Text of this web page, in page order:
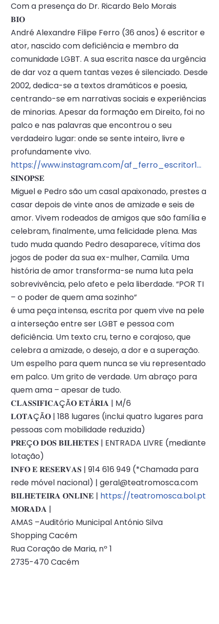
Com a presença do Dr. Ricardo Belo Morais
𝐁𝐈𝐎
André Alexandre Filipe Ferro (36 anos) é escritor e
ator, nascido com deficiência e membro da
comunidade LGBT. A sua escrita nasce da urgência
de dar voz a quem tantas vezes é silenciado. Desde
2002, dedica-se a textos dramáticos e poesia,
centrando-se em narrativas sociais e experiências
de minorias. Apesar da formação em Direito, foi no
palco e nas palavras que encontrou o seu
verdadeiro lugar: onde se sente inteiro, livre e
profundamente vivo.
https://www.instagram.com/af_ferro_escritor1…
𝐒𝐈𝐍𝐎𝐏𝐒𝐄
Miguel e Pedro são um casal apaixonado, prestes a
casar depois de vinte anos de amizade e seis de
amor. Vivem rodeados de amigos que são família e
celebram, finalmente, uma felicidade plena. Mas
tudo muda quando Pedro desaparece, vítima dos
jogos de poder da sua ex-mulher, Camila. Uma
história de amor transforma-se numa luta pela
sobrevivência, pelo afeto e pela liberdade. “POR TI
– o poder de quem ama sozinho”
é uma peça intensa, escrita por quem vive na pele
a interseção entre ser LGBT e pessoa com
deficiência. Um texto cru, terno e corajoso, que
celebra a amizade, o desejo, a dor e a superação.
Um espelho para quem nunca se viu representado
em palco. Um grito de verdade. Um abraço para
quem ama – apesar de tudo.
𝐂𝐋𝐀𝐒𝐒𝐈𝐅𝐈𝐂𝐀ÇÃ𝐎 𝐄𝐓Á𝐑𝐈𝐀 | M/6
𝐋𝐎𝐓𝐀ÇÃ𝐎 | 188 lugares (inclui quatro lugares para
pessoas com mobilidade reduzida)
𝐏𝐑𝐄Ç𝐎 𝐃𝐎𝐒 𝐁𝐈𝐋𝐇𝐄𝐓𝐄𝐒 | ENTRADA LIVRE (mediante
lotação)
𝐈𝐍𝐅𝐎 𝐄 𝐑𝐄𝐒𝐄𝐑𝐕𝐀𝐒 | 914 616 949 (*Chamada para
rede móvel nacional) | geral@teatromosca.com
𝐁𝐈𝐋𝐇𝐄𝐓𝐄𝐈𝐑𝐀 𝐎𝐍𝐋𝐈𝐍𝐄 | https://teatromosca.bol.pt
𝐌𝐎𝐑𝐀𝐃𝐀 |
AMAS –Auditório Municipal António Silva
Shopping Cacém
Rua Coração de Maria, nº 1
2735-470 Cacém